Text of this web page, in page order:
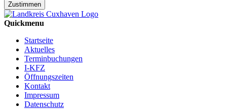
Zustimmen
Quickmenu
Startseite
Aktuelles
Terminbuchungen
I-KFZ
Öffnungszeiten
Kontakt
Impressum
Datenschutz